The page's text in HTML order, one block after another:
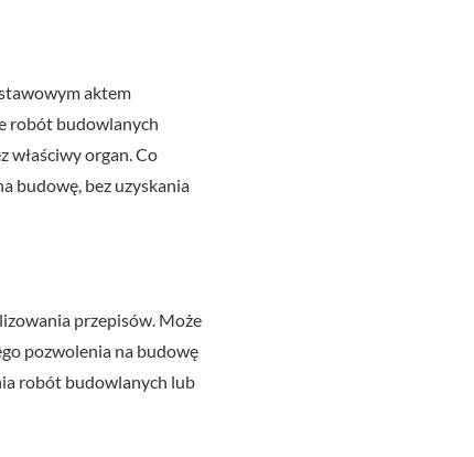
aktem
robót budowlanych
właściwy organ. Co
budowę, bez uzyskania
przepisów. Może
pozwolenia na budowę
robót budowlanych lub